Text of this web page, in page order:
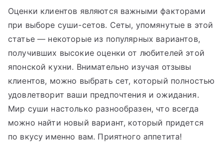
Оценки клиентов являются важными факторами
при выборе суши-сетов. Сеты, упомянутые в этой
статье — некоторые из популярных вариантов,
получивших высокие оценки от любителей этой
японской кухни. Внимательно изучая отзывы
клиентов, можно выбрать сет, который полностью
удовлетворит ваши предпочтения и ожидания.
Мир суши настолько разнообразен, что всегда
можно найти новый вариант, который придется
по вкусу именно вам. Приятного аппетита!